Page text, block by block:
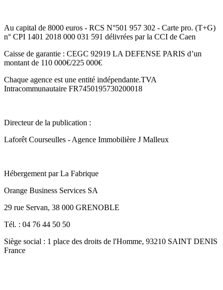
Au capital de 8000 euros - RCS N°501 957 302 - Carte pro. (T+G)
n° CPI 1401 2018 000 031 591 délivrées par la CCI de Caen
Caisse de garantie : CEGC 92919 LA DEFENSE PARIS d’un
montant de 110 000€/225 000€
Chaque agence est une entité indépendante.TVA
Intracommunautaire FR7450195730200018
Directeur de la publication :
Laforêt Courseulles - Agence Immobilière J Malleux
Hébergement par La Fabrique
Orange Business Services SA
29 rue Servan, 38 000 GRENOBLE
Tél. : 04 76 44 50 50
Siège social : 1 place des droits de l'Homme, 93210 SAINT DENIS
France